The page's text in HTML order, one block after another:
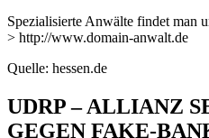
Spezialisierte Anwälte findet man
> http://www.domain-anwalt.de
Quelle: hessen.de
UDRP – ALLIANZ
GEGEN FAKE-